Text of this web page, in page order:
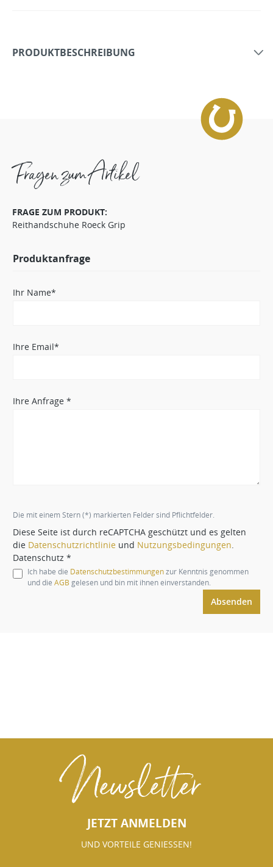
PRODUKTBESCHREIBUNG
Fragen zum Artikel
FRAGE ZUM PRODUKT:
Reithandschuhe Roeck Grip
Produktanfrage
Ihr Name*
Ihre Email*
Ihre Anfrage *
Die mit einem Stern (*) markierten Felder sind Pflichtfelder.
Diese Seite ist durch reCAPTCHA geschützt und es gelten
die Datenschutzrichtlinie und Nutzungsbedingungen
Datenschutz *
Ich habe die Datenschutzbestimmungenzur Kenntnis genommen
und die AGB gelesen und bin mit ihnen einverstanden.
Absenden
Newsletter
JETZT ANMELDEN
UND VORTEILE GENIESSEN!